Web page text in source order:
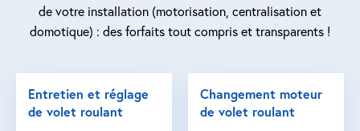
de votre installation (motorisation, centralisation et
domotique) : des forfaits tout compris et transparents !
Entretien et réglage
de volet roulant
Changement moteur
de volet roulant